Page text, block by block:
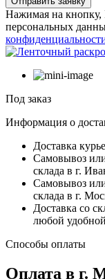
Нажимая на кнопку,
персональных
Под заказ
Информация о
Доставка
Самовывоз или
склада в г.
Самовывоз или
склада в г.
Доставка со
любой
Способы оплаты
Оплата в г.